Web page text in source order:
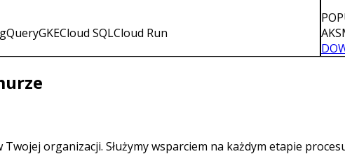
GKECloud SQLCloud Run
AKS
organizacji. Służymy wsparciem na każdym etapie